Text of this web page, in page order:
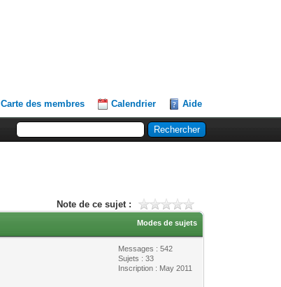
Carte des membres Calendrier Aide
Note de ce sujet :
Modes de sujets
Messages : 542
Sujets : 33
Inscription : May 2011